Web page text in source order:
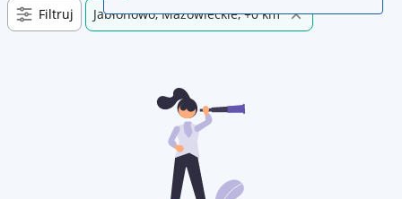
Filtruj Jabłonowo, Mazowieckie, +0 km